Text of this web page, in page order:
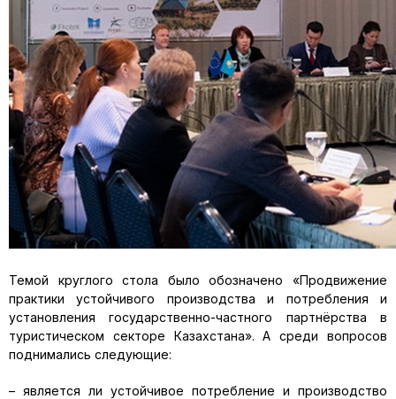
Темой круглого стола было обозначено «Продвижение
практики устойчивого производства и потребления и
установления государственно-частного партнёрства в
туристическом секторе Казахстана». А среди вопросов
поднимались следующие:
– является ли устойчивое потребление и производство